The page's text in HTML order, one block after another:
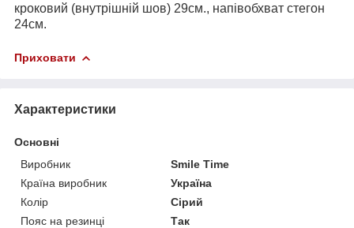
кроковий (внутрішній шов) 29см., напівобхват стегон
24см.
Приховати
Характеристики
Основні
Виробник
Smile Time
Країна виробник
Україна
Колір
Сірий
Пояс на резинці
Так